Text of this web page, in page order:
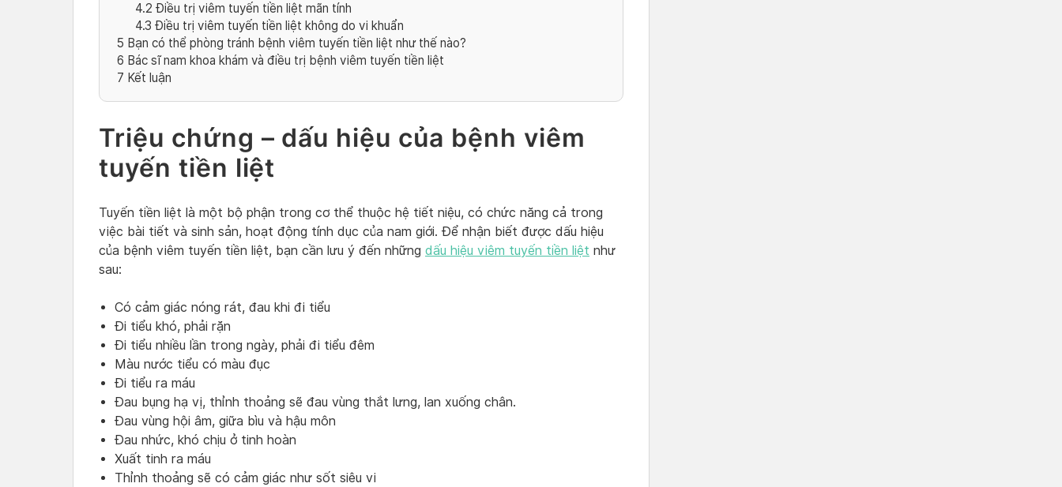
4.2 Điều trị viêm tuyến tiền liệt mãn tính
4.3 Điều trị viêm tuyến tiền liệt không do vi khuẩn
5 Bạn có thể phòng tránh bệnh viêm tuyến tiền liệt như thế nào?
6 Bác sĩ nam khoa khám và điều trị bệnh viêm tuyến tiền liệt
7 Kết luận
Triệu chứng – dấu hiệu của bệnh viêm
tuyến tiền liệt
Tuyến tiền liệt là một bộ phận trong cơ thể thuộc hệ tiết niệu, có chức năng cả trong
việc bài tiết và sinh sản, hoạt động tính dục của nam giới. Để nhận biết được dấu hiệu
của bệnh viêm tuyến tiền liệt, bạn cần lưu ý đến những dấu hiệu viêm tuyến tiền liệt như
sau:
Có cảm giác nóng rát, đau khi đi tiểu
Đi tiểu khó, phải rặn
Đi tiểu nhiều lần trong ngày, phải đi tiểu đêm
Màu nước tiểu có màu đục
Đi tiểu ra máu
Đau bụng hạ vị, thỉnh thoảng sẽ đau vùng thắt lưng, lan xuống chân.
Đau vùng hội âm, giữa bìu và hậu môn
Đau nhức, khó chịu ở tinh hoàn
Xuất tinh ra máu
Thỉnh thoảng sẽ có cảm giác như sốt siêu vi